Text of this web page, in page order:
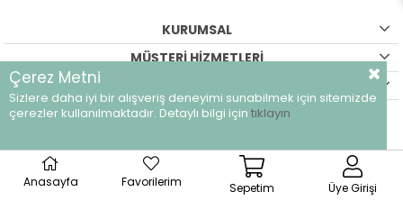
KURUMSAL
MÜŞTERİ HİZMETLERİ
©breeze.com.tr - Tüm hakları saklıdır.
Anasayfa Favorilerim Sepetim Üye Girişi
Çerez Metni
Sizlere daha iyi bir alışveriş deneyimi sunabilmek için sitemizde
çerezler kullanılmaktadır. Detaylı bilgi için tıklayın